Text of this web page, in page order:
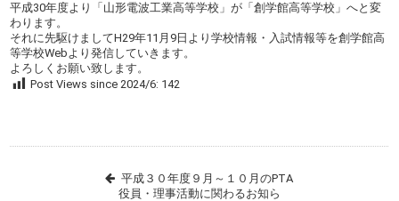
平成30年度より「山形電波工業高等学校」が「創学館高等学校」へと変
わります。
それに先駆けましてH29年11月9日より学校情報・入試情報等を創学館高
等学校Webより発信していきます。
よろしくお願い致します。
Post Views since 2024/6: 142
平成３０年度９月～１０月のPTA
役員・理事活動に関わるお知ら